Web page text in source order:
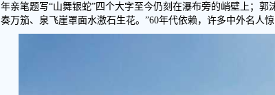
年亲笔题写“山舞银蛇”四个大字至今仍刻在瀑布旁的峭壁上；郭
奏万笳、泉飞崖罩面水激石生花。 ”60年代依赖，许多中外名人